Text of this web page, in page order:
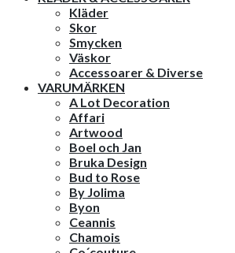
Kläder
Skor
Smycken
Väskor
Accessoarer & Diverse
VARUMÄRKEN
A Lot Decoration
Affari
Artwood
Boel och Jan
Bruka Design
Bud to Rose
By Jolima
Byon
Ceannis
Chamois